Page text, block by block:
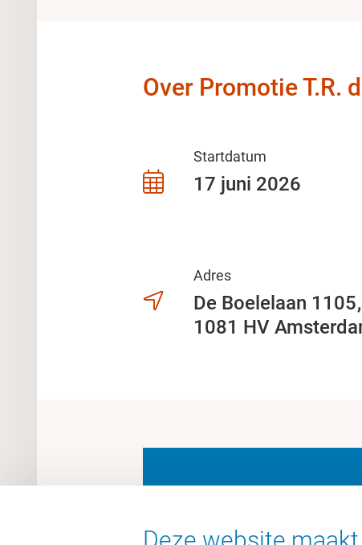
Over Promotie T.R.
Startdatum
17 juni 2026
Adres
De Boelelaan 1105
1081 HV